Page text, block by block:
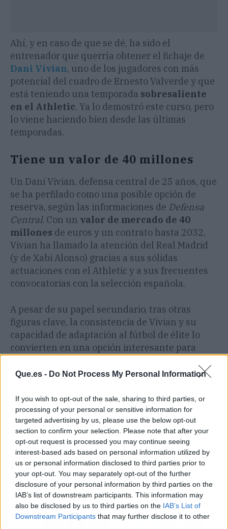
Que.es - Do Not Process My Personal Information
If you wish to opt-out of the sale, sharing to third parties, or
processing of your personal or sensitive information for
targeted advertising by us, please use the below opt-out
section to confirm your selection. Please note that after your
opt-out request is processed you may continue seeing
interest-based ads based on personal information utilized by
us or personal information disclosed to third parties prior to
your opt-out. You may separately opt-out of the further
disclosure of your personal information by third parties on the
IAB’s list of downstream participants. This information may
also be disclosed by us to third parties on the IAB’s List of
Downstream Participants that may further disclose it to other
Ahí, y en caso de que se dé, ha sido el
entrenador que querría obtener el fichaje de
Dani Vivian, uno de los jugadores con más
potencial del cuadro de Ernesto Valverde y que
está teniendo una temporada sobresaliente
en el Athletic. Ya lo demostró este curso, pero
lo viene haciendo bien desde las últimas
temporadas.
Tiene un valor de 40 millones
Un Dani Vivian, defensa central de 25 años, que
se ha perfilado como una posible opción de
reserva, según las informaciones de Defensa
Central. Con un valor de mercado de 40
millones de euros y un contrato hasta 2032,
Vivian ha llamado la atención del Real Madrid
(y de Xabi Alonso) gracias a sus sólidas
actuaciones con el Athletic y a sus frecuentes
convocatorias con la selección española.
A pesar de su papel secundario, tras otras
figuras clave, la consistencia de Vivian y su
capacidad de adaptación al fútbol de élite lo
convierten en una opción interesante para
jugador en continua evolución, con mentalidad
hecho ser uno de los mejores centrales del
momento", dijo el presidente del Athletic
cuando renovó al jugador hace unos meses.
Artículo anterior
Joan Jordán primer
fichaje del Sevilla FC
2025-2026
Artículo siguiente
Griezmann mete al
Atlético en un lío con la
Real Sociedad